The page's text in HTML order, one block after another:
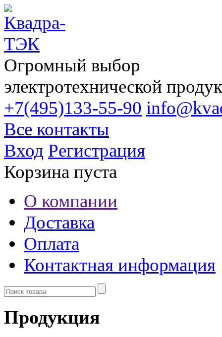
Огромный выбор
электротехнической
+7(495)133-55-90
Все контакты
Вход Регистрация
Корзина пуста
О компании
Доставка
Оплата
Контактная информация
Продукция